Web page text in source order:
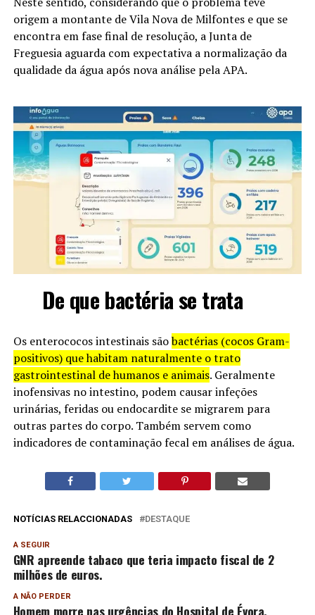
origem a montante de Vila Nova de Milfontes e que se
encontra em fase final de resolução, a Junta de
Freguesia aguarda com expectativa a normalização da
qualidade da água após nova análise pela APA.
De que bactéria se trata
Os enterococos intestinais sãobactérias (cocos Gram-
positivos) que habitam naturalmente o trato
gastrointestinal de humanos e animais. Geralmente
inofensivas no intestino, podem causar infeções
urinárias, feridas ou endocardite se migrarem para
outras partes do corpo. Também servem como
indicadores de contaminação fecal em análises de água.
NOTÍCIAS RELACCIONADAS DESTAQUE
A SEGUIR
GNR apreende tabaco que teria impacto fiscal de 2
milhões de euros.
A NÃO PERDER
Homem morre nas urgências do Hospital de Évora.